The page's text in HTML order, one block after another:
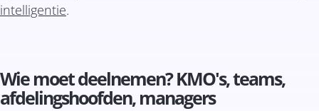
intelligentie.
Wie moet deelnemen? KMO's, teams,
afdelingshoofden, managers